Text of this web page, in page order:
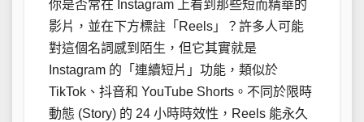
你是否常在 Instagram 上看到那些短而精華的
影片，並在下方標註「Reels」？許多人可能
對這個名詞感到陌生，但它其實就是
Instagram 的「連續短片」功能，類似於
TikTok、抖音和 YouTube Shorts。不同於限時
動態 (Story) 的 24 小時時效性，Reels 能永久